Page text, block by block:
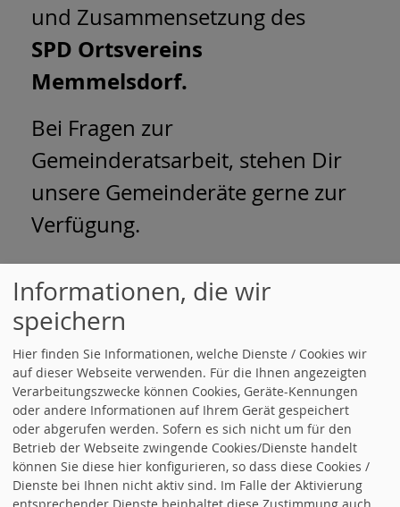
und Zusammensetzung des
SPD Ortsvereins
Memmelsdorf.
Bei Fragen zur
Gemeinderatsarbeit, stehen Dir
unsere Gemeinderäte gerne zur
Verfügung.
Am Besten Du schaust einfach
mal bei unseren
Veranstaltungen vorbei. Gerne
darfst Du uns auch über unsere
Mail-Adressespd-
memmelsdorf@outlook.de
oder über unsere Social Media
Informationen, die wir
speichern
Hier finden Sie Informationen, welche Dienste / Cookies wir
auf dieser Webseite verwenden. Für die Ihnen angezeigten
Verarbeitungszwecke können Cookies, Geräte-Kennungen
oder andere Informationen auf Ihrem Gerät gespeichert
oder abgerufen werden. Sofern es sich nicht um für den
Betrieb der Webseite zwingende Cookies/Dienste handelt
können Sie diese hier konfigurieren, so dass diese Cookies /
Dienste bei Ihnen nicht aktiv sind. Im Falle der Aktivierung